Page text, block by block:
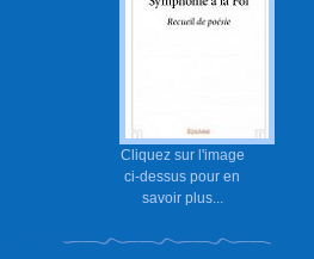
Cliquez sur l'image
ci-dessus pour en
savoir plus...